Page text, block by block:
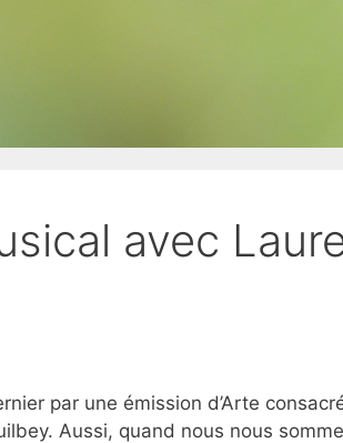
avec
par une émission d’Arte
Aussi, quand nous nous